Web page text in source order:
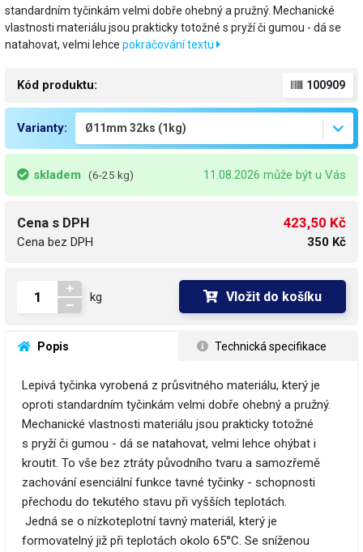
standardním tyčinkám velmi dobře ohebný a pružný. Mechanické
vlastnosti materiálu jsou prakticky totožné s pryží či gumou - dá se
natahovat, velmi lehce pokračování textu
Kód produktu: 100909
Varianty:
skladem (6-25 kg) 11.08.2026 může být u Vás
Cena s DPH
Cena bez DPH
423,50 Kč
350 Kč
kg Vložit do košíku
Popis Technická specifikace
Lepivá tyčinka vyrobená z průsvitného materiálu, který je
oproti standardním tyčinkám velmi dobře ohebný a pružný.
Mechanické vlastnosti materiálu jsou prakticky totožné
s pryží či gumou - dá se natahovat, velmi lehce ohýbat i
kroutit. To vše bez ztráty původního tvaru a samozřemě
zachování esenciální funkce tavné tyčinky - schopnosti
přechodu do tekutého stavu při vyšších teplotách.
Jedná se o nízkoteplotní tavný materiál, který je
formovatelný již při teplotách okolo 65°C. Se sníženou